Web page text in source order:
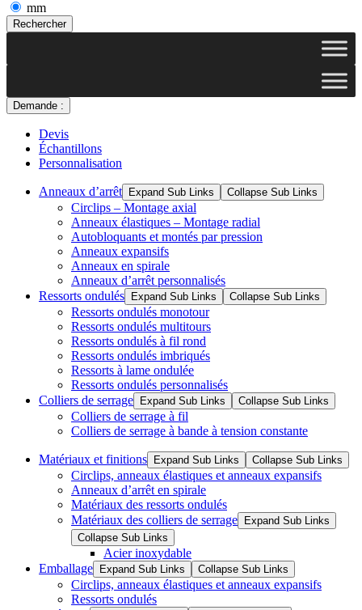
mm
Rechercher
Demande :
Devis
Échantillons
Personnalisation
Anneaux d’arrêt Expand Sub Links Collapse Sub Links
Circlips – Montage axial
Anneaux élastiques – Montage radial
Autobloquants et montés par pression
Anneaux expansifs
Anneaux en spirale
Anneaux d’arrêt personnalisés
Ressorts ondulés
Expand Sub Links Collapse Sub Links
Ressorts ondulés monotour
Ressorts ondulés multitours
Ressorts ondulés à fil rond
Ressorts ondulés imbriqués
Ressorts à lame ondulée
Ressorts ondulés personnalisés
Colliers de serrage
Expand Sub Links Collapse Sub Links
Colliers de serrage à fil
Colliers de serrage à bande à tension constante
Matériaux et finitions Expand Sub Links Collapse Sub Links
Circlips, anneaux élastiques et anneaux expansifs
Anneaux d’arrêt en spirale
Matériaux des ressorts ondulés
Matériaux des colliers de serrage
Expand Sub Links
Collapse Sub Links
Acier inoxydable
Emballage
Expand Sub Links Collapse Sub Links
Circlips, anneaux élastiques et anneaux expansifs
Ressorts ondulés